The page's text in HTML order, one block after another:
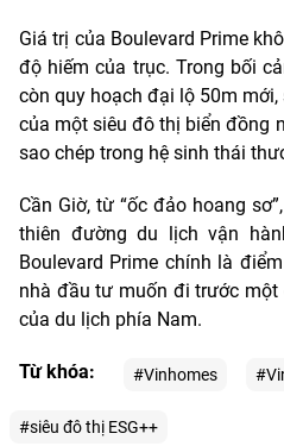
Giá trị của Boulevard Prime
độ hiếm của trục. Trong bối
còn quy hoạch đại lộ 50m
của một siêu đô thị biển đồng
sao chép trong hệ sinh thái
Cần Giờ, từ “ốc đảo hoang
thiên đường du lịch vận
Boulevard Prime chính là
nhà đầu tư muốn đi trước
của du lịch phía Nam.
Từ khóa: #Vinhomes
#siêu đô thị ESG++